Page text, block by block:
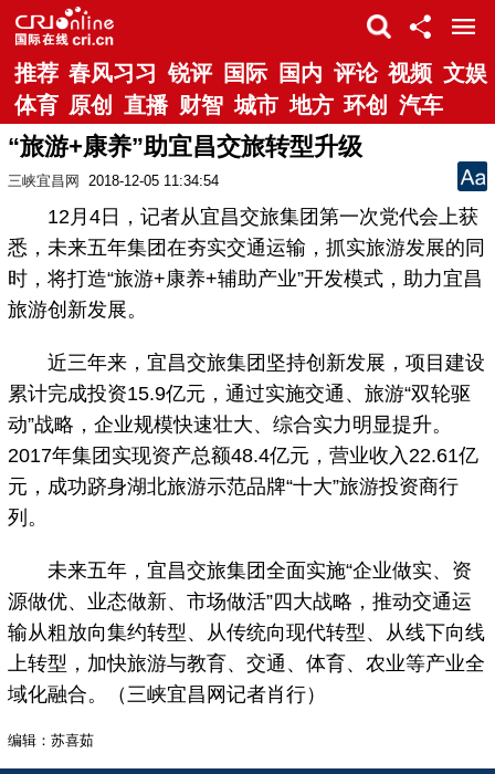
推荐 春风习习 锐评 国际 国内 评论 视频 文娱
体育 原创 直播 财智 城市 地方 环创 汽车
“旅游+康养”助宜昌交旅转型升级
三峡宜昌网 2018-12-05 11:34:54
12月4日，记者从宜昌交旅集团第一次党代会上获
悉，未来五年集团在夯实交通运输，抓实旅游发展的同
时，将打造“旅游+康养+辅助产业”开发模式，助力宜昌
旅游创新发展。
近三年来，宜昌交旅集团坚持创新发展，项目建设
累计完成投资15.9亿元，通过实施交通、旅游“双轮驱
动”战略，企业规模快速壮大、综合实力明显提升。
2017年集团实现资产总额48.4亿元，营业收入22.61亿
元，成功跻身湖北旅游示范品牌“十大”旅游投资商行
列。
未来五年，宜昌交旅集团全面实施“企业做实、资
源做优、业态做新、市场做活”四大战略，推动交通运
输从粗放向集约转型、从传统向现代转型、从线下向线
上转型，加快旅游与教育、交通、体育、农业等产业全
域化融合。（三峡宜昌网记者肖行）
编辑：苏喜茹